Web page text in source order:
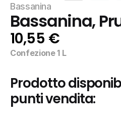
Bassanina
Bassanina,
10,55 €
Confezione 1 L
Prodotto
punti vendita: